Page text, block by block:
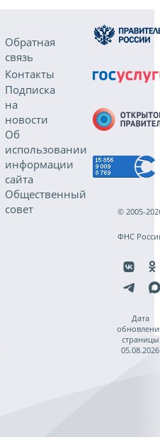
Обратная
связь
Контакты
Подписка
на
новости
Об
использовании
информации
сайта
Общественный
совет
© 2005-
ФНС
Дата
страницы
05.08.2026